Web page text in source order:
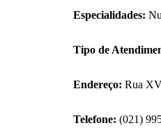
Especialidades:
Tipo de
Endereço: Rua
Telefone: (021)